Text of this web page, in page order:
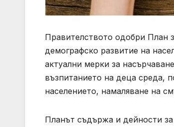
Правителството одобри План
демографско развитие на
актуални мерки за
възпитанието на деца среда,
населението, намаляване на
Планът съдържа и дейности